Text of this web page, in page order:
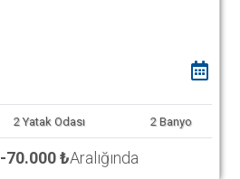
2 Yatak Odası 2 Banyo
-70.000 ₺Aralığında